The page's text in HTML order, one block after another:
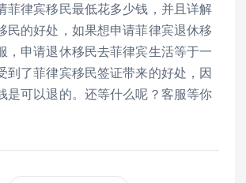
菲律宾移民最低花多少钱，并且详解
民的好处，如果想申请菲律宾退休移
，申请退休移民去菲律宾生活等于一
到了菲律宾移民签证带来的好处，因
是可以退的。还等什么呢？客服等你